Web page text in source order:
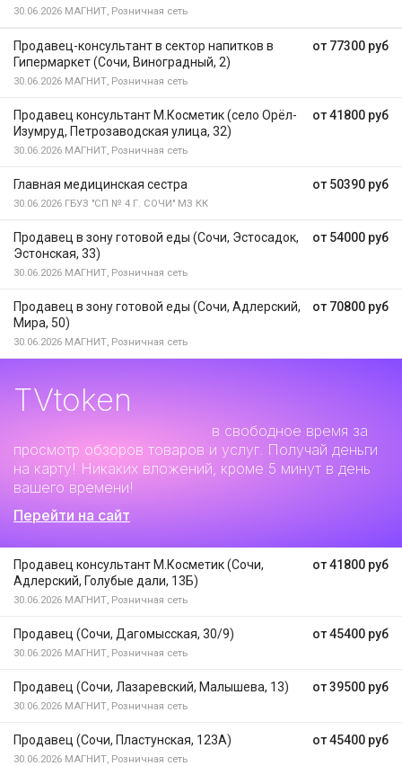
30.06.2026 МАГНИТ, Розничная сеть
от 77300 руб
Продавец-консультант в сектор напитков в
Гипермаркет (Сочи, Виноградный, 2)
30.06.2026 МАГНИТ, Розничная сеть
от 41800 руб
Продавец консультант М.Косметик (село Орёл-
Изумруд, Петрозаводская улица, 32)
30.06.2026 МАГНИТ, Розничная сеть
от 50390 руб
Главная медицинская сестра
30.06.2026 ГБУЗ "СП № 4 Г. СОЧИ" МЗ КК
от 54000 руб
Продавец в зону готовой еды (Сочи, Эстосадок,
Эстонская, 33)
30.06.2026 МАГНИТ, Розничная сеть
от 70800 руб
Продавец в зону готовой еды (Сочи, Адлерский,
Мира, 50)
30.06.2026 МАГНИТ, Розничная сеть
TVtoken
в свободное время за
просмотр обзоров товаров и услуг. Получай деньги
на карту! Никаких вложений, кроме 5 минут в день
вашего времени!
Перейти на сайт
от 41800 руб
Продавец консультант М.Косметик (Сочи,
Адлерский, Голубые дали, 13Б)
30.06.2026 МАГНИТ, Розничная сеть
от 45400 руб
Продавец (Сочи, Дагомысская, 30/9)
30.06.2026 МАГНИТ, Розничная сеть
от 39500 руб
Продавец (Сочи, Лазаревский, Малышева, 13)
30.06.2026 МАГНИТ, Розничная сеть
от 45400 руб
Продавец (Сочи, Пластунская, 123А)
30.06.2026 МАГНИТ, Розничная сеть